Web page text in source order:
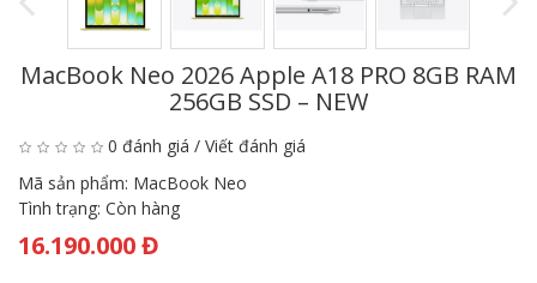
MacBook Neo 2026 Apple A18 PRO 8GB RAM
256GB SSD – NEW
0 đánh giá / Viết đánh giá
Mã sản phẩm: MacBook Neo
Tình trạng: Còn hàng
16.190.000 Đ